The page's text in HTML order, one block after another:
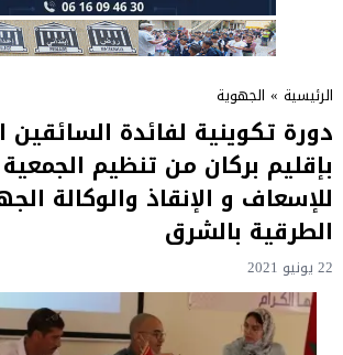
الرئيسية » الجهوية
دورة تكوينية لفائدة السائقين
بإقليم بركان من تنظيم
للإسعاف و الإنقاذ والوكالة
الطرقية بالشرق
22 يونيو 2021